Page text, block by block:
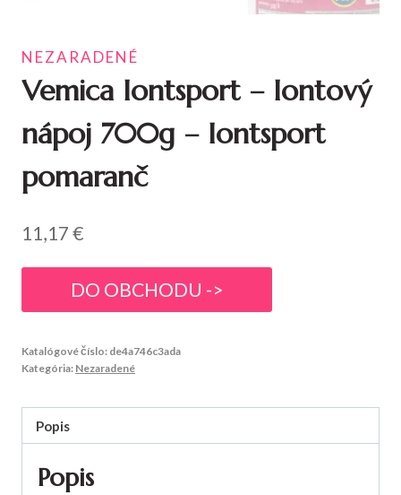
NEZARADENÉ
Vemica Iontsport – Iontový
nápoj 700g – Iontsport
pomaranč
11,17€
DO OBCHODU ->
Katalógové číslo: de4a746c3ada
Kategória: Nezaradené
Popis
Popis